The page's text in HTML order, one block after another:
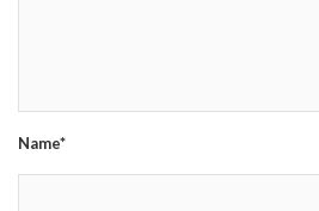
Name*